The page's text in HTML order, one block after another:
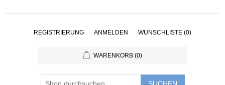
REGISTRIERUNG ANMELDEN WUNSCHLISTE (0)
WARENKORB (0)